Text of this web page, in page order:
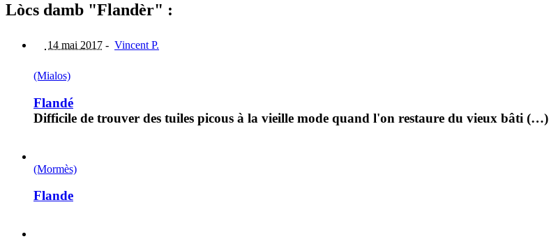
Lòcs damb "Flandèr" :
14 mai 2017 - Vincent P.
(Mialos)
Flandé
Difficile de trouver des tuiles picous à la vieille mode quand l'on restaure du vieux bâti (…)
(Mormès)
Flande